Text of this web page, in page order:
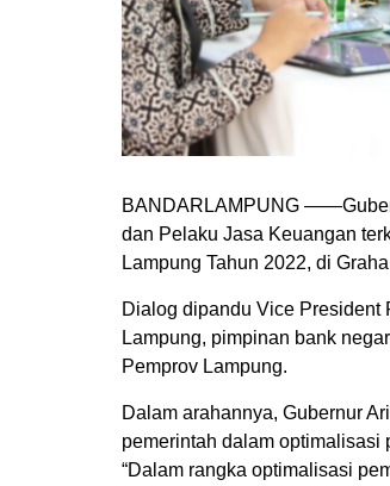
BANDARLAMPUNG
dan Pelaku Jasa Keuangan
Lampung Tahun 2022, di
Dialog dipandu Vice President
Lampung, pimpinan bank
Pemprov Lampung.
Dalam arahannya, Gubernur
pemerintah dalam optimalisasi
“Dalam rangka optimalisasi